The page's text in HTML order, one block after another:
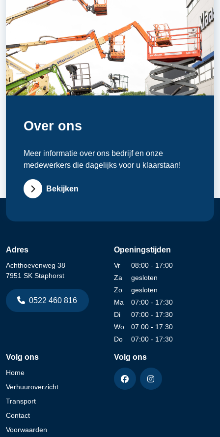
Over ons
Meer informatie over ons bedrijf en onze
medewerkers die dagelijks voor u klaarstaan!
Bekijken
Adres
Achthoevenweg 38
7951 SK Staphorst
0522 460 816
Openingstijden
Vr
08:00 - 17:00
Za
gesloten
Zo
gesloten
Ma
07:00 - 17:30
Di
07:00 - 17:30
Wo
07:00 - 17:30
Do
07:00 - 17:30
Volg ons
Home
Verhuuroverzicht
Transport
Contact
Voorwaarden
Volg ons